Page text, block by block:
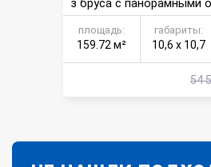
з бруса с панорамными
площадь:
159.72 м²
габариты:
10,6 х 10,7
54